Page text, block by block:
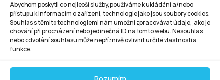
Abychom poskytli co nejlepší služby, používáme k ukládání a/nebo
přístupu k informacím o zařízení, technologie jako jsou soubory cookies.
Souhlas s těmito technologiemi nám umožní zpracovávat údaje, jako je
chování při procházení nebo jedinečná ID na tomto webu. Nesouhlas
nebo odvolání souhlasu může nepříznivě ovlivnit určité vlastnosti a
funkce.